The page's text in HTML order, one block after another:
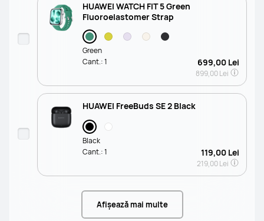
HUAWEI WATCH FIT 5 Green
Fluoroelastomer Strap
Green
699,00 Lei
899,00 Lei
Cant.:1
HUAWEI FreeBuds SE 2 Black
Black
119,00 Lei
219,00 Lei
Cant.:1
Afișează mai multe